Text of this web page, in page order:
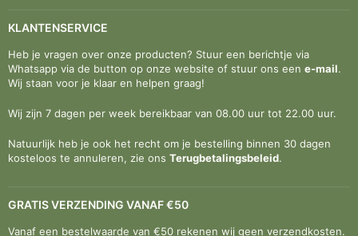
KLANTENSERVICE
Heb je vragen over onze producten? Stuur een berichtje via
Whatsapp via de button op onze website of stuur ons een e-mail.
Wij staan voor je klaar en helpen graag!
Wij zijn 7 dagen per week bereikbaar van 08.00 uur tot 22.00 uur.
Natuurlijk heb je ook het recht om je bestelling binnen 30 dagen
kosteloos te annuleren, zie ons Terugbetalingsbeleid.
GRATIS VERZENDING VANAF €50
Vanaf een bestelwaarde van €50 rekenen wij geen verzendkosten.